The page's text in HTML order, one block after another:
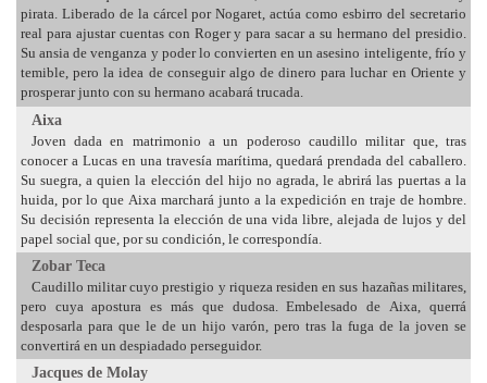
pirata. Liberado de la cárcel por Nogaret, actúa como esbirro del secretario
real para ajustar cuentas con Roger y para sacar a su hermano del presidio.
Su ansia de venganza y poder lo convierten en un asesino inteligente, frío y
temible, pero la idea de conseguir algo de dinero para luchar en Oriente y
prosperar junto con su hermano acabará trucada.
Aixa
Joven dada en matrimonio a un poderoso caudillo militar que, tras
conocer a Lucas en una travesía marítima, quedará prendada del caballero.
Su suegra, a quien la elección del hijo no agrada, le abrirá las puertas a la
huida, por lo que Aixa marchará junto a la expedición en traje de hombre.
Su decisión representa la elección de una vida libre, alejada de lujos y del
papel social que, por su condición, le correspondía.
Zobar Teca
Caudillo militar cuyo prestigio y riqueza residen en sus hazañas militares,
pero cuya apostura es más que dudosa. Embelesado de Aixa, querrá
desposarla para que le de un hijo varón, pero tras la fuga de la joven se
convertirá en un despiadado perseguidor.
Jacques de Molay